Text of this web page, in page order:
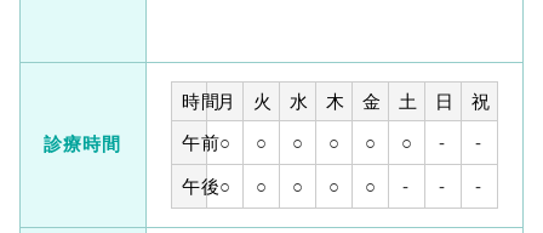
診療時間
時間月 火 水 木 金 土 日
祝
午前○ ○ ○ ○ ○ ○ - -
午後○ ○ ○ ○ ○ - - -